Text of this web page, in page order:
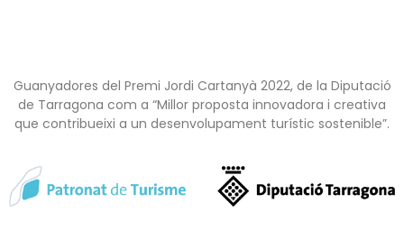
Guanyadores del Premi Jordi Cartanyà 2022, de la Diputació
de Tarragona com a “Millor proposta innovadora i creativa
que contribueixi a un desenvolupament turístic sostenible”.